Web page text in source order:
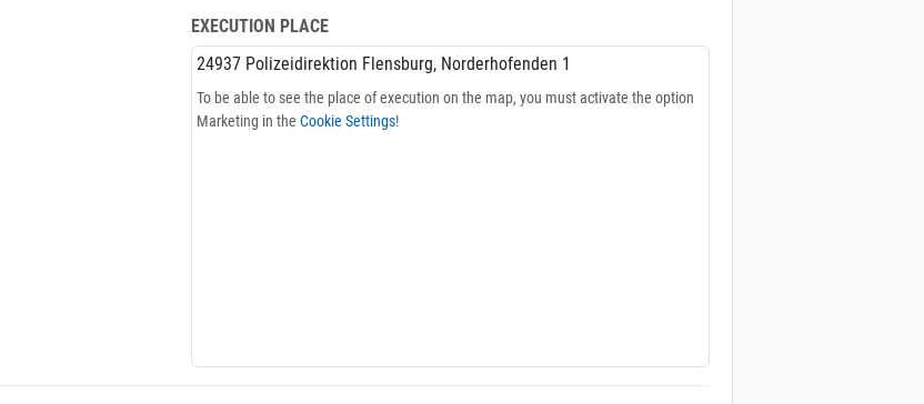
EXECUTION PLACE
24937 Polizeidirektion Flensburg, Norderhofenden 1
To be able to see the place of execution on the map, you must activate the option
Marketing in the Cookie Settings!